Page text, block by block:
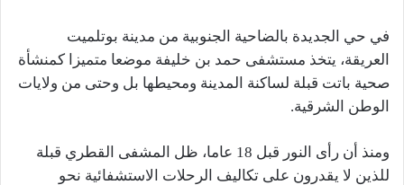
في حي الجديدة بالضاحية الجنوبية من مدينة بوتلميت
العريقة، يتخذ مستشفى حمد بن خليفة موضعا متميزا كمنشأة
صحية باتت قبلة لساكنة المدينة ومحيطها بل وحتى من ولايات
الوطن الشرقية.
ومنذ أن رأى النور قبل 18 عاما، ظل المشفى القطري قبلة
للذين لا يقدرون على تكاليف الرحلات الاستشفائية نحو